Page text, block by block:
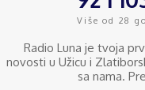
Više od 28
Radio Luna je tvoja
novosti u Užicu i
sa nama.